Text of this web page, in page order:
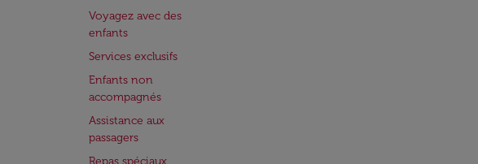
Voyagez avec des
enfants
Services exclusifs
Enfants non
accompagnés
Assistance aux
passagers
Repas spéciaux